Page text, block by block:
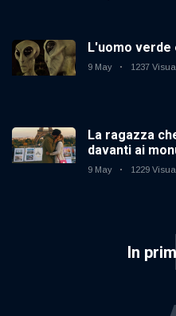
L'uomo
9 May 1237
La ragazza
davanti ai
9 May 1229
In